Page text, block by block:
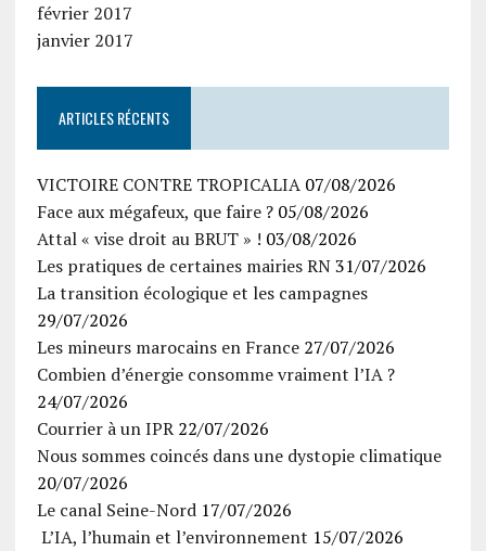
février 2017
janvier 2017
ARTICLES RÉCENTS
VICTOIRE CONTRE TROPICALIA 07/08/2026
Face aux mégafeux, que faire ? 05/08/2026
Attal « vise droit au BRUT » ! 03/08/2026
Les pratiques de certaines mairies RN 31/07/2026
La transition écologique et les campagnes
29/07/2026
Les mineurs marocains en France 27/07/2026
Combien d’énergie consomme vraiment l’IA ?
24/07/2026
Courrier à un IPR 22/07/2026
Nous sommes coincés dans une dystopie climatique
20/07/2026
Le canal Seine-Nord 17/07/2026
L’IA, l’humain et l’environnement 15/07/2026